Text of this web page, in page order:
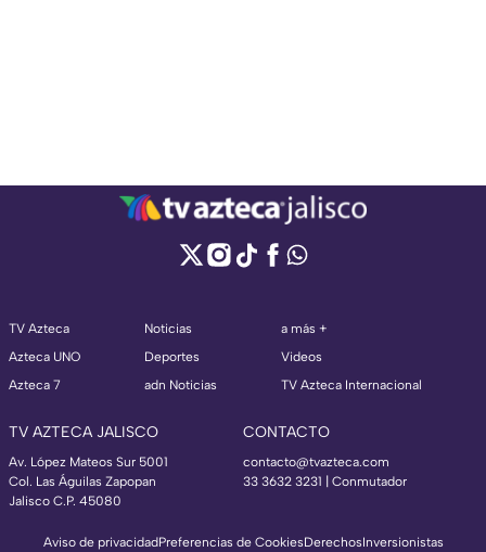
TV Azteca
Azteca UNO
Azteca 7
Noticias
Deportes
adn Noticias
a más +
Videos
TV Azteca Internacional
TV AZTECA JALISCO
Av. López Mateos Sur 5001
Col. Las Águilas Zapopan
Jalisco C.P. 45080
CONTACTO
contacto@tvazteca.com
33 3632 3231 | Conmutador
Aviso de privacidadPreferencias de CookiesDerechosInversionistas